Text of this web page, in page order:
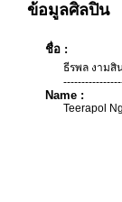
ข้อมูลศิลปิน
ชื่อ :
ธีรพล งามสิ
Name :
Teerapol